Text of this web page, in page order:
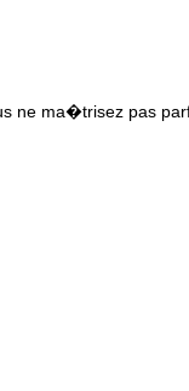
ne ma�trisez pas